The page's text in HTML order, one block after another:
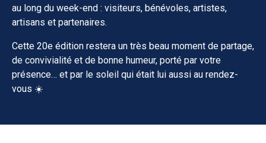
au long du week-end : visiteurs, bénévoles, artistes,
artisans et partenaires.
Cette 20e édition restera un très beau moment de partage,
de convivialité et de bonne humeur, porté par votre
présence… et par le soleil qui était lui aussi au rendez-
vous ☀️